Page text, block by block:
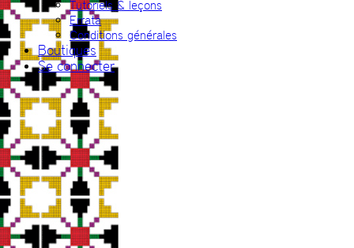
Tutoriels & leçons
Errata
Conditions générales
Boutiques
Se connecter